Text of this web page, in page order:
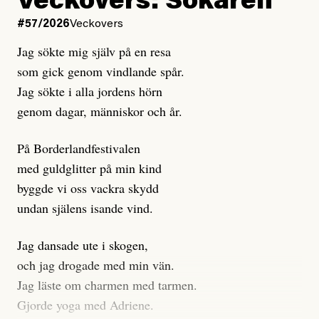
Dagens ETC arbetar med ”opålitliga källor” för att
klickbete är inte intressant för Dagens ETC.
Journalistiken är låst. En klatschig men korrekt rubrik
gör förhoppningsvis att en nyfiken beställer
prenumeration, men den avslutas sekunder senare om
dessa granskningar på olika källor, alltifrån domar till
en mängd intervjupersoner, inklusive generös
möjlighet att bemöta för såväl personen vars motiv att
engagera sig i Palestinarörelsen ifrågasätts som de
grupper där Säpo-resursen samlade in uppgifter.
Researchen är grundlig.
Möjligen är det egentligen inte journalistikens metod
som stör?
#57/2026Veckovers
Jag sökte mig själv på en resa
som gick genom vindlande spår.
Jag sökte i alla jordens hörn
genom dagar, människor och år.
På Borderlandfestivalen
med guldglitter på min kind
byggde vi oss vackra skydd
undan själens isande vind.
Jag dansade ute i skogen,
och jag drogade med min vän.
Jag läste om charmen med tarmen.
Gjorde yoga med Adriene.